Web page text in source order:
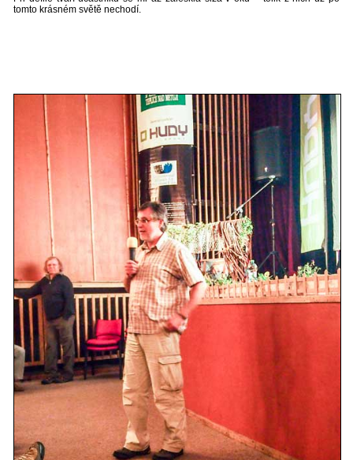
tomto krásném světě nechodí.